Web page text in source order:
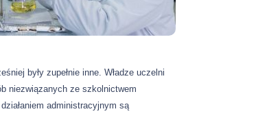
były zupełnie inne. Władze uczelni
niezwiązanych ze szkolnictwem
administracyjnym są